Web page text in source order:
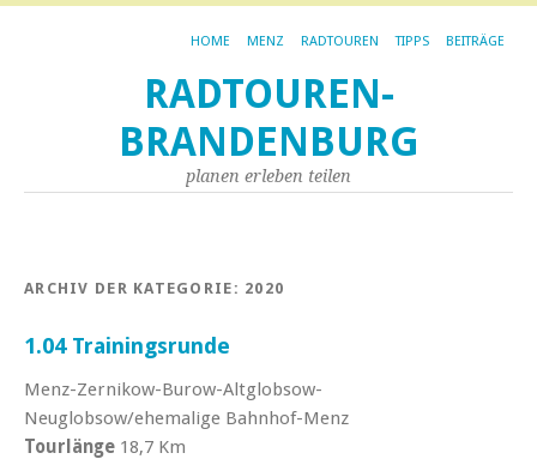
HOME MENZ RADTOUREN TIPPS BEITRÄGE
RADTOUREN-
BRANDENBURG
planen erleben teilen
ARCHIV DER KATEGORIE: 2020
1.04 Trainingsrunde
Menz-Zernikow-Burow-Altglobsow-
Neuglobsow/ehemalige Bahnhof-Menz
Tourlänge 18,7 Km